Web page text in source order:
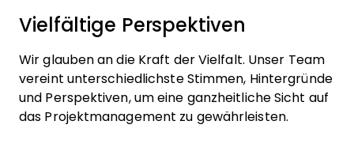
Vielfältige Perspektiven
Wir glauben an die Kraft der Vielfalt. Unser Team
vereint unterschiedlichste Stimmen, Hintergründe
und Perspektiven, um eine ganzheitliche Sicht auf
das Projektmanagement zu gewährleisten.